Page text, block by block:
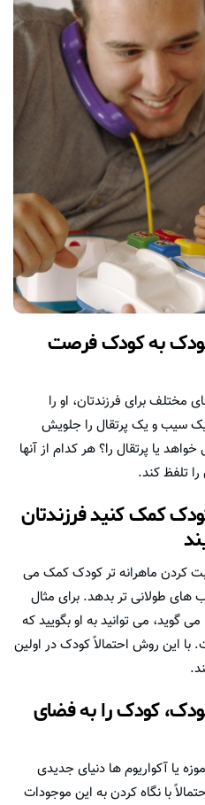
کودک به کودک فرصت
مختلف برای فرزندتان، او را
سیب و یک پرتقال را جلویش
یا پرتقال را؟ هر کدام از آنها
تلفظ کند.
کمک کنید فرزندتان
کردن ماهرانه تر کودک کمک می
های طولانی تر بدهد. برای مثال
می توانید به او بگویید که
این روش احتمالاً کودک در اولین
کودک را به فضای
یا آکواریوم ها دنیای جدیدی
با نگاه کردن به این موجودات